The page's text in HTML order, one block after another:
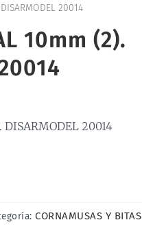
20014
10mm (2).
20014
CORNAMUSAS Y BITAS